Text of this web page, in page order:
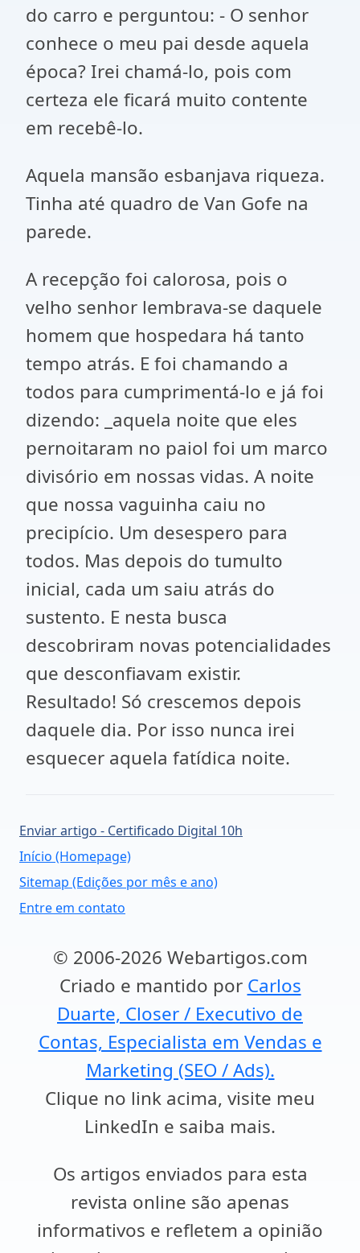
do carro e perguntou: - O senhor
conhece o meu pai desde aquela
época? Irei chamá-lo, pois com
certeza ele ficará muito contente
em recebê-lo.
Aquela mansão esbanjava riqueza.
Tinha até quadro de Van Gofe na
parede.
A recepção foi calorosa, pois o
velho senhor lembrava-se daquele
homem que hospedara há tanto
tempo atrás. E foi chamando a
todos para cumprimentá-lo e já foi
dizendo: _aquela noite que eles
pernoitaram no paiol foi um marco
divisório em nossas vidas. A noite
que nossa vaguinha caiu no
precipício. Um desespero para
todos. Mas depois do tumulto
inicial, cada um saiu atrás do
sustento. E nesta busca
descobriram novas potencialidades
que desconfiavam existir.
Resultado! Só crescemos depois
daquele dia. Por isso nunca irei
esquecer aquela fatídica noite.
Enviar artigo - Certificado Digital 10h
Início (Homepage)
Sitemap (Edições por mês e ano)
Entre em contato
© 2006-2026 Webartigos.com
Criado e mantido por Carlos
Duarte, Closer / Executivo de
Contas, Especialista em Vendas e
Marketing (SEO / Ads).
Clique no link acima, visite meu
LinkedIn e saiba mais.
Os artigos enviados para esta
revista online são apenas
informativos e refletem a opinião